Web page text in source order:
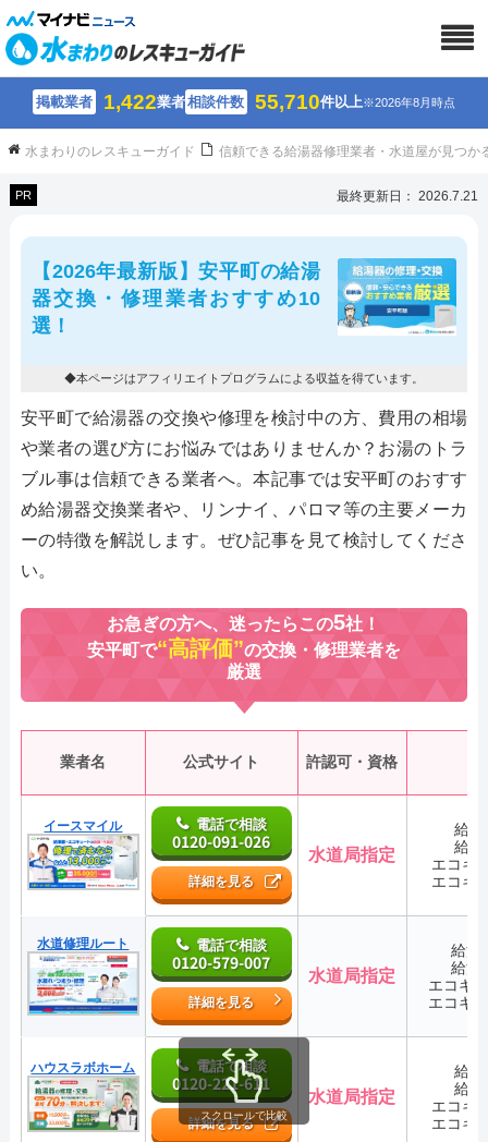
掲載業者 1,422業者相談件数 55,710件以上※2026年8月時点
水まわりのレスキューガイド 信頼できる給湯器修理業者・水道屋が見つか
PR 最終更新日： 2026.7.21
【2026年最新版】安平町の給湯
器交換・修理業者おすすめ10
選！
◆本ページはアフィリエイトプログラムによる収益を得ています。
安平町で給湯器の交換や修理を検討中の方、費用の相場
や業者の選び方にお悩みではありませんか？お湯のトラ
ブル事は信頼できる業者へ。本記事では安平町のおすす
め給湯器交換業者や、リンナイ、パロマ等の主要メーカ
ーの特徴を解説します。ぜひ記事を見て検討してくださ
い。
お急ぎの方へ、迷ったらこの5社！
安平町で“高評価”の交換・修理業者を
厳選
業者名 公式サイト 許認可・資格
イースマイル 電話で相談
0120-091-026
詳細を見る
水道局指定
給
給
エコキ
エコキ
水道修理ルート 電話で相談
0120-579-007
詳細を見る
水道局指定
給湯
給湯
エコキ
エコキ
ハウスラボホーム 電話で相談
0120-221-611
詳細を見る
水道局指定
給
給
エコキ
エコキ
スクロールで比較